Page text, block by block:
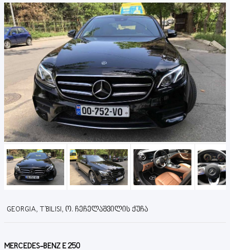
GEORGIA, T'BILISI, Ო. ᲩᲔᲩᲔᲚᲐᲨᲕᲘᲚᲘᲡ ᲥᲣᲩᲐ
MERCEDES-BENZ E 250